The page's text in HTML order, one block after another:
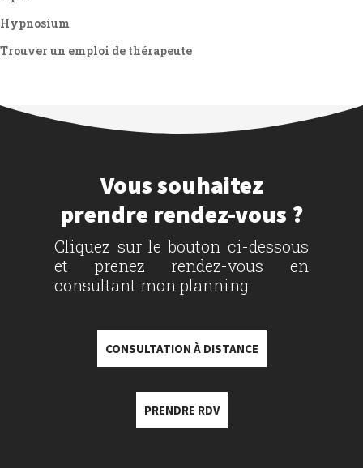
Hypnosium
Trouver un emploi de thérapeute
Vous souhaitez
prendre rendez-vous ?
Cliquez sur le bouton ci-dessous
et prenez rendez-vous en
consultant mon planning
CONSULTATION À DISTANCE
PRENDRE RDV